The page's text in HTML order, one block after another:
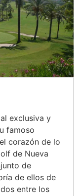
exclusiva y
famoso
corazón de lo
de Nueva
de
de ellos de
entre los